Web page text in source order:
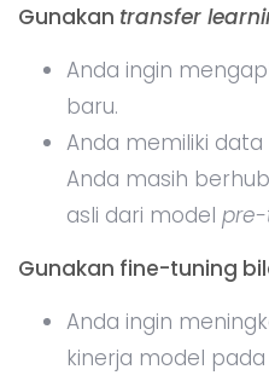
Gunakan transfer
Anda ingin
baru.
Anda memiliki
Anda masih
asli dari model
Gunakan fine-tuning
Anda ingin
kinerja model